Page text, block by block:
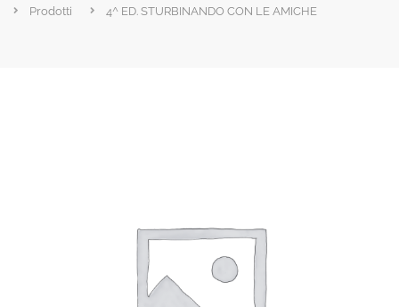
Prodotti 4^ ED. STURBINANDO CON LE AMICHE